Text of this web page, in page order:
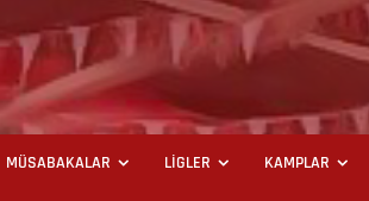
MÜSABAKALAR LİGLER KAMPLAR